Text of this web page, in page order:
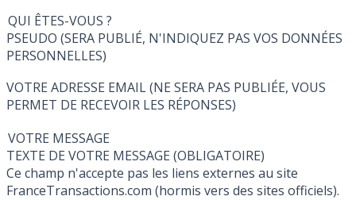
QUI ÊTES-VOUS ?
PSEUDO (SERA PUBLIÉ, N'INDIQUEZ PAS VOS DONNÉES
PERSONNELLES)
VOTRE ADRESSE EMAIL (NE SERA PAS PUBLIÉE, VOUS
PERMET DE RECEVOIR LES RÉPONSES)
VOTRE MESSAGE
TEXTE DE VOTRE MESSAGE (OBLIGATOIRE)
Ce champ n'accepte pas les liens externes au site
FranceTransactions.com (hormis vers des sites officiels).